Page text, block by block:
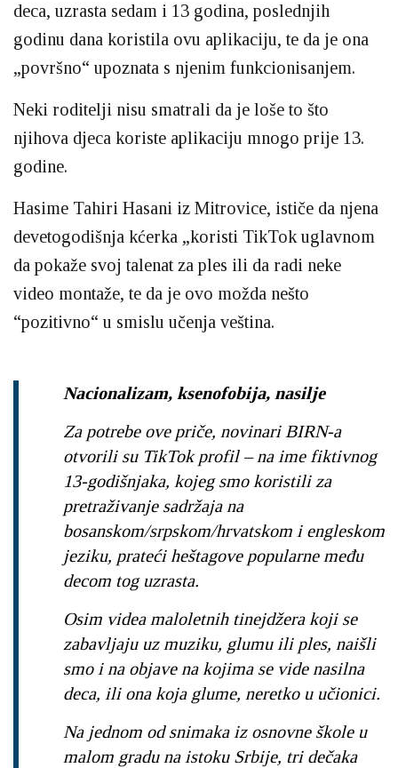
deca, uzrasta sedam i 13 godina, poslednjih
godinu dana koristila ovu aplikaciju, te da je ona
„površno“ upoznata s njenim funkcionisanjem.
Neki roditelji nisu smatrali da je loše to što
njihova djeca koriste aplikaciju mnogo prije 13.
godine.
Hasime Tahiri Hasani iz Mitrovice, ističe da njena
devetogodišnja kćerka „koristi TikTok uglavnom
da pokaže svoj talenat za ples ili da radi neke
video montaže, te da je ovo možda nešto
“pozitivno“ u smislu učenja veština.
Nacionalizam, ksenofobija, nasilje
Za potrebe ove priče, novinari BIRN-a
otvorili su TikTok profil – na ime fiktivnog
13-godišnjaka, kojeg smo koristili za
pretraživanje sadržaja na
bosanskom/srpskom/hrvatskom i engleskom
jeziku, prateći heštagove popularne među
decom tog uzrasta.
Osim videa maloletnih tinejdžera koji se
zabavljaju uz muziku, glumu ili ples, naišli
smo i na objave na kojima se vide nasilna
deca, ili ona koja glume, neretko u učionici.
Na jednom od snimaka iz osnovne škole u
malom gradu na istoku Srbije, tri dečaka